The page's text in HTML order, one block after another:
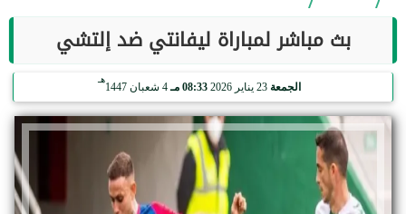
بث مباشر لمباراة ليفانتي ضد إلتشي
الجمعة 08:33 مـ 4 شعبان 1447
هـ